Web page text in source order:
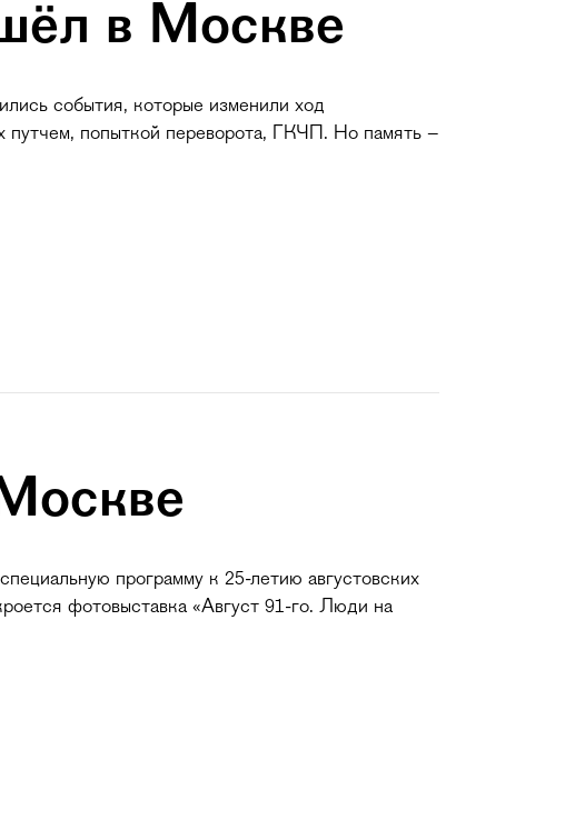
в Москве
события, которые изменили ход
путчем, попыткой переворота, ГКЧП. Но память –
программу к 25-летию августовских
фотовыставка «Август 91-го. Люди на